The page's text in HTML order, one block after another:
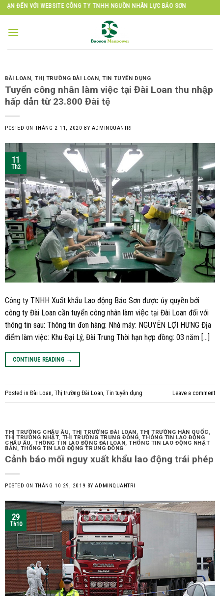
Skip
to
content
WEBSITE CÔNG TY TNHH NGUỒN NHÂN LỰC BẢO SƠN
ĐÀI LOAN, THỊ TRƯỜNG ĐÀI LOAN,TIN TUYỂN DỤNG
Tuyển công nhân làm việc tại Đài Loan thu nhập
hấp dẫn từ 23.800 Đài tệ
POSTED ON THÁNG 2 11, 2020 BY ADMINQUANTRI
11
Th2
Công ty TNHH Xuất khẩu Lao động Bảo Sơn được ủy quyền bởi
công ty Đài Loan cần tuyển công nhân làm việc tại Đài Loan đối với
thông tin sau: Thông tin đơn hàng: Nhà máy: NGUYÊN LỢI HƯNG Địa
điểm làm việc: Khu Đại Lý, Đài Trung Thời hạn hợp đồng: 03 năm […]
CONTINUE READING →
Posted in Đài Loan, Thị trường Đài Loan, Tin tuyển dụng Leave a comment
THỊ TRƯỜNG CHÂU ÂU,THỊ TRƯỜNG ĐÀI LOAN, THỊ TRƯỜNG HÀN QUỐC,
THỊ TRƯỜNG NHẬT, THỊ TRƯỜNG TRUNG ĐÔNG,THÔNG TIN LAO ĐỘNG
CHÂU ÂU ,THÔNG TIN LAO ĐỘNG ĐÀI LOAN,THÔNG TIN LAO ĐỘNG NHẬT
BẢN, THÔNG TIN LAO ĐỘNG TRUNG ĐÔNG
Cảnh báo mối nguy xuất khẩu lao động trái phép
POSTED ON THÁNG 10 29, 2019 BYADMINQUANTRI
29
Th10